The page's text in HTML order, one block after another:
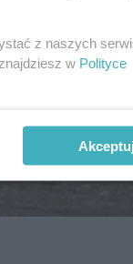
z naszych
w Polityce